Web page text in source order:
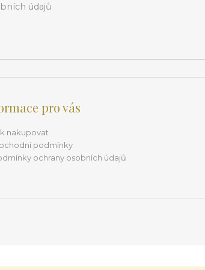
údajů
pro vás
nakupovat
podmínky
ochrany osobních údajů